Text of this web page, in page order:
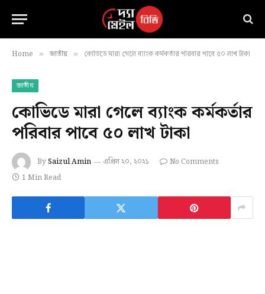
Home » জাতীয় » কোভিডে মারা গেলে ব্যাংক কর্মকর্তার পরিবার পাবে ৫০ লাখ টাকা
জাতীয়
কোভিডে মারা গেলে ব্যাংক কর্মকর্তার
পরিবার পাবে ৫০ লাখ টাকা
BySaizul Amin এপ্রিল ২০, ২০২১
No Comments
1 Min Read